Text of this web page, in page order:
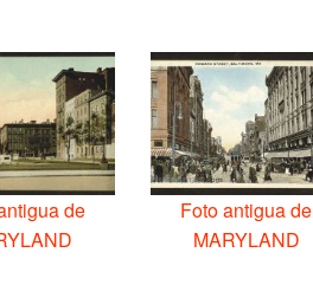
de
Foto antigua de
MARYLAND